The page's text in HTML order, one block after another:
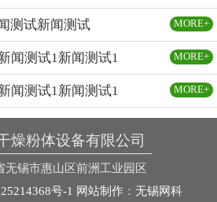
测试新闻测试 MORE+
闻测试1新闻测试1 MORE+
闻测试1新闻测试1 MORE+
燥粉体设备有限公司
无锡市惠山区前洲工业园区
号-1 网站制作： 无锡网科